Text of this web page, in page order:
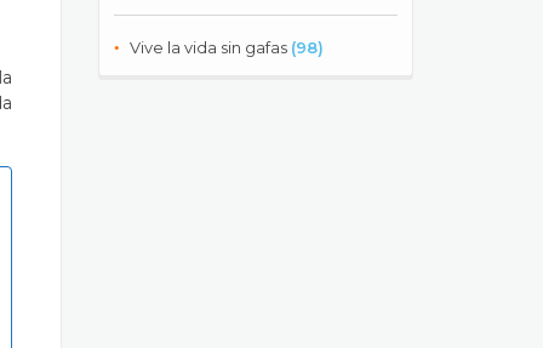
Vive la vida sin gafas (98)